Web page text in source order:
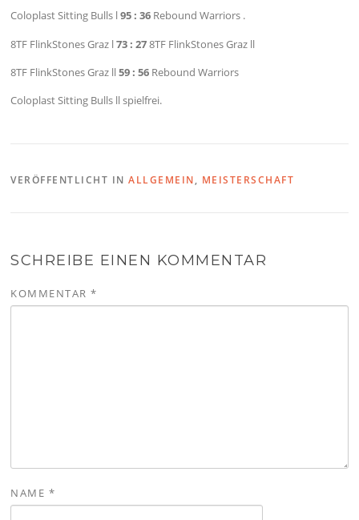
Coloplast Sitting Bulls l95 : 36 Rebound Warriors .
8TF FlinkStones Graz l73 : 278TF FlinkStones Graz ll
8TF FlinkStones Graz ll59 : 56 Rebound Warriors
Coloplast Sitting Bulls ll spielfrei.
VERÖFFENTLICHT INALLGEMEIN, MEISTERSCHAFT
SCHREIBE EINEN KOMMENTAR
KOMMENTAR*
NAME *